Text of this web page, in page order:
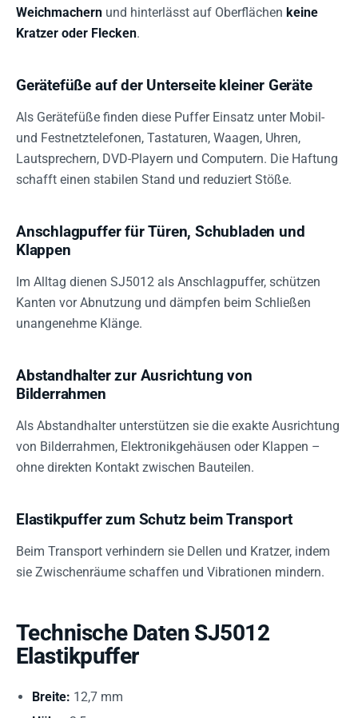
Weichmachern und hinterlässt auf Oberflächen keine
Kratzer oder Flecken.
Gerätefüße auf der Unterseite kleiner Geräte
Als Gerätefüße finden diese Puffer Einsatz unter Mobil-
und Festnetztelefonen, Tastaturen, Waagen, Uhren,
Lautsprechern, DVD-Playern und Computern. Die Haftung
schafft einen stabilen Stand und reduziert Stöße.
Anschlagpuffer für Türen, Schubladen und
Klappen
Im Alltag dienen SJ5012 als Anschlagpuffer, schützen
Kanten vor Abnutzung und dämpfen beim Schließen
unangenehme Klänge.
Abstandhalter zur Ausrichtung von
Bilderrahmen
Als Abstandhalter unterstützen sie die exakte Ausrichtung
von Bilderrahmen, Elektronikgehäusen oder Klappen –
ohne direkten Kontakt zwischen Bauteilen.
Elastikpuffer zum Schutz beim Transport
Beim Transport verhindern sie Dellen und Kratzer, indem
sie Zwischenräume schaffen und Vibrationen mindern.
Technische Daten SJ5012
Elastikpuffer
Breite: 12,7 mm